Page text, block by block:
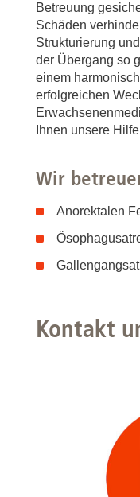
Betreuung
Schäden
Strukturierung
der Übergang so
einem
erfolgreichen
Ihnen unsere
Wir
Anorektalen
Kontakt